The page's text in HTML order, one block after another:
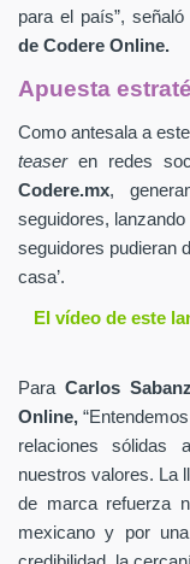
para el país”, señaló
de Codere Online.
Apuesta
Como antesala a
teaseren redes
Codere.mx,
seguidores, lanzando
seguidores pudieran
casa’.
El vídeo de este
ParaCarlos
Online,
relaciones sólidas
nuestros valores. La
de marca refuerza
mexicano y por